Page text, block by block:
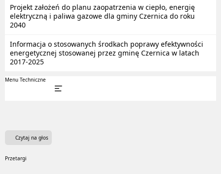
Projekt założeń do planu zaopatrzenia w ciepło, energię
elektryczną i paliwa gazowe dla gminy Czernica do roku
2040
Informacja o stosowanych środkach poprawy efektywności
energetycznej stosowanej przez gminę Czernica w latach
2017-2025
Menu Techniczne
Czytaj na głos
Przetargi